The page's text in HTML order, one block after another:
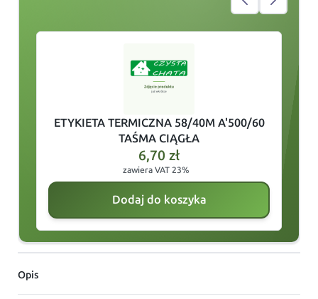
ETYKIETA TERMICZNA 58/40M A'500/60
TAŚMA CIĄGŁA
6,70 zł
zawiera VAT 23%
Dodaj do koszyka
Opis